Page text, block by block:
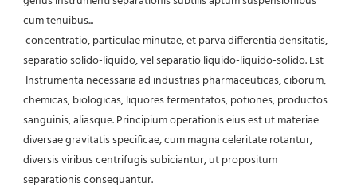
cum tenuibus...
separatio solido-liquido, vel separatio liquido-liquido-solido. Est
chemicas, biologicas, liquores fermentatos, potiones, productos
sanguinis, aliasque. Principium operationis eius est ut materiae
diversae gravitatis specificae, cum magna celeritate rotantur,
diversis viribus centrifugis subiciantur, ut propositum
separationis consequantur.